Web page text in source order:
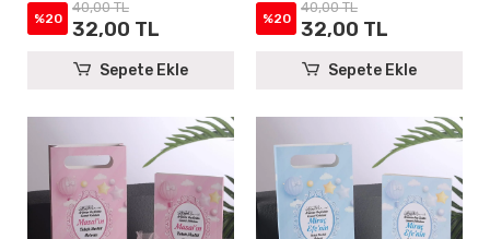
%20
40,00 TL
32,00 TL
Sepete Ekle
%20
40,00 TL
32,00 TL
Sepete Ekle